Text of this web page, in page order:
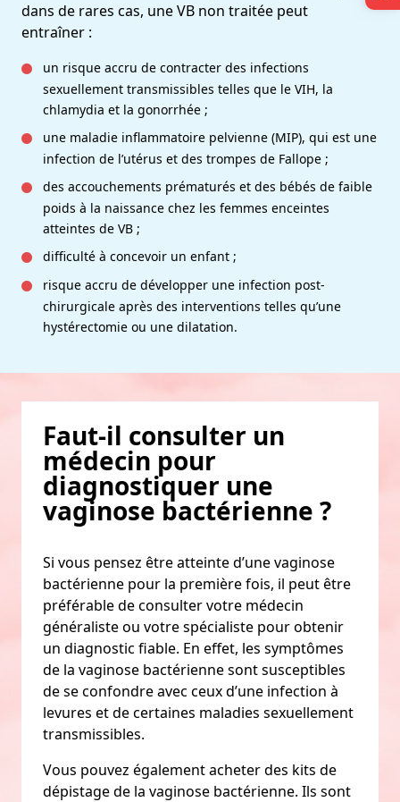
dans de rares cas, une VB non traitée peut
entraîner :
un risque accru de contracter des infections
sexuellement transmissibles telles que le VIH, la
chlamydia et la gonorrhée ;
une maladie inflammatoire pelvienne (MIP), qui est une
infection de l’utérus et des trompes de Fallope ;
des accouchements prématurés et des bébés de faible
poids à la naissance chez les femmes enceintes
atteintes de VB ;
difficulté à concevoir un enfant ;
risque accru de développer une infection post-
chirurgicale après des interventions telles qu’une
hystérectomie ou une dilatation.
Faut-il consulter un
médecin pour
diagnostiquer une
vaginose bactérienne ?
Si vous pensez être atteinte d’une vaginose
bactérienne pour la première fois, il peut être
préférable de consulter votre médecin
généraliste ou votre spécialiste pour obtenir
un diagnostic fiable. En effet, les symptômes
de la vaginose bactérienne sont susceptibles
de se confondre avec ceux d’une infection à
levures et de certaines maladies sexuellement
transmissibles.
Vous pouvez également acheter des kits de
dépistage de la vaginose bactérienne. Ils sont